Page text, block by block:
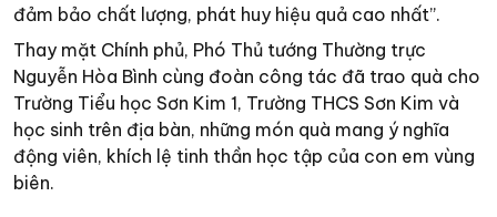
đảm bảo chất lượng, phát huy hiệu quả cao nhất”.
Thay mặt Chính phủ, Phó Thủ tướng Thường trực
Nguyễn Hòa Bình cùng đoàn công tác đã trao quà cho
Trường Tiểu học Sơn Kim 1, Trường THCS Sơn Kim và
học sinh trên địa bàn, những món quà mang ý nghĩa
động viên, khích lệ tinh thần học tập của con em vùng
biên.